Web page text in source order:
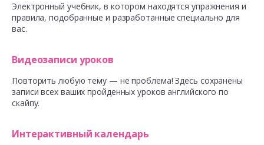
Электронный учебник, в котором находятся упражнения и
правила, подобранные и разработанные специально для
вас.
Видеозаписи уроков
Повторить любую тему — не проблема! Здесь сохранены
записи всех ваших пройденных уроков английского по
скайпу.
Интерактивный календарь